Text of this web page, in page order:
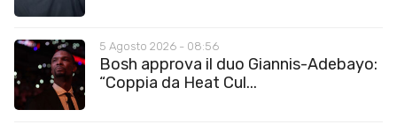
5 Agosto 2026 - 08:56
Bosh approva il duo Giannis-Adebayo:
“Coppia da Heat Cul...